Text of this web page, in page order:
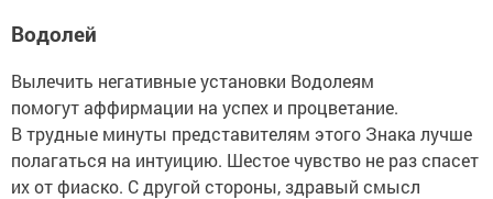
Водолей
Вылечить негативные установки Водолеям
помогут аффирмации на успех и процветание.
В трудные минуты представителям этого Знака лучше
полагаться на интуицию. Шестое чувство не раз спасет
их от фиаско. С другой стороны, здравый смысл